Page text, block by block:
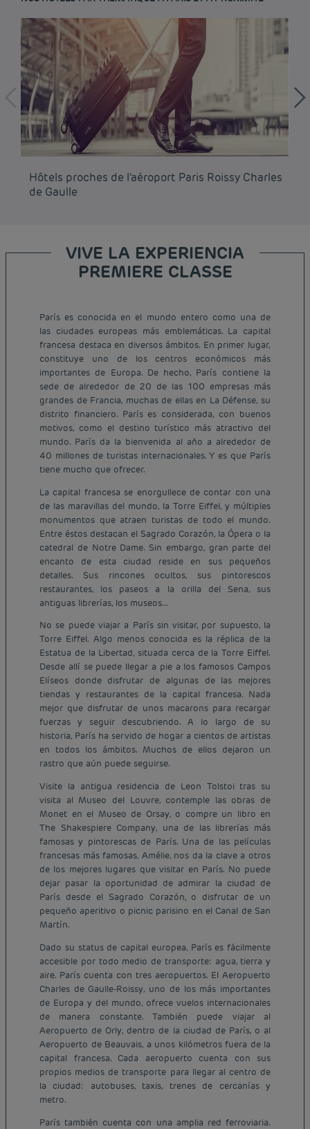
Hôtels proches de l'aéroport Paris Roissy Charles
de Gaulle
VIVE LA EXPERIENCIA
PREMIERE CLASSE
París es conocida en el mundo entero como una de
las ciudades europeas más emblemáticas. La capital
francesa destaca en diversos ámbitos. En primer lugar,
constituye uno de los centros económicos más
importantes de Europa. De hecho, París contiene la
sede de alrededor de 20 de las 100 empresas más
grandes de Francia, muchas de ellas en La Défense, su
distrito financiero. París es considerada, con buenos
motivos, como el destino turístico más atractivo del
mundo. París da la bienvenida al año a alrededor de
40 millones de turistas internacionales. Y es que París
tiene mucho que ofrecer.
La capital francesa se enorgullece de contar con una
de las maravillas del mundo, la Torre Eiffel, y múltiples
monumentos que atraen turistas de todo el mundo.
Entre éstos destacan el Sagrado Corazón, la Ópera o la
catedral de Notre Dame. Sin embargo, gran parte del
encanto de esta ciudad reside en sus pequeños
detalles. Sus rincones ocultos, sus pintorescos
restaurantes, los paseos a la orilla del Sena, sus
antiguas librerías, los museos...
No se puede viajar a París sin visitar, por supuesto, la
Torre Eiffel. Algo menos conocida es la réplica de la
Estatua de la Libertad, situada cerca de la Torre Eiffel.
Desde allí se puede llegar a pie a los famosos Campos
Elíseos donde disfrutar de algunas de las mejores
tiendas y restaurantes de la capital francesa. Nada
mejor que disfrutar de unos macarons para recargar
fuerzas y seguir descubriendo. A lo largo de su
historia, París ha servido de hogar a cientos de artistas
en todos los ámbitos. Muchos de ellos dejaron un
rastro que aún puede seguirse.
Visite la antigua residencia de Leon Tolstoi tras su
visita al Museo del Louvre, contemple las obras de
Monet en el Museo de Orsay, o compre un libro en
The Shakespiere Company, una de las librerías más
famosas y pintorescas de París. Una de las películas
francesas más famosas, Amélie, nos da la clave a otros
de los mejores lugares que visitar en París. No puede
dejar pasar la oportunidad de admirar la ciudad de
París desde el Sagrado Corazón, o disfrutar de un
pequeño aperitivo o picnic parisino en el Canal de San
Martín.
Dado su status de capital europea, París es fácilmente
accesible por todo medio de transporte: agua, tierra y
aire. París cuenta con tres aeropuertos. El Aeropuerto
Charles de Gaulle-Roissy, uno de los más importantes
de Europa y del mundo, ofrece vuelos internacionales
de manera constante. También puede viajar al
Aeropuerto de Orly, dentro de la ciudad de París, o al
Aeropuerto de Beauvais, a unos kilómetros fuera de la
capital francesa. Cada aeropuerto cuenta con sus
propios medios de transporte para llegar al centro de
la ciudad: autobuses, taxis, trenes de cercanías y
metro.
París también cuenta con una amplia red ferroviaria.